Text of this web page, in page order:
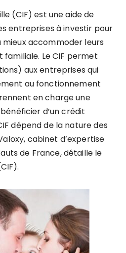
(CIF) est une aide de
entreprises à investir pour
accommoder leurs
familiale. Le CIF permet
aux entreprises qui
au fonctionnement
en charge une
d’un crédit
dépend de la nature des
cabinet d’expertise
de France, détaille le